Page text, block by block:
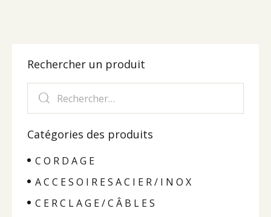
Rechercher un produit
Catégories des produits
C O R D A G E
A C C E S O I R E S A C I E R / I N O X
C E R C L A G E / C Â B L E S